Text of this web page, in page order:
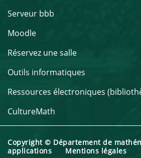
Serveur bbb
Moodle
Réservez une salle
Outils informatiques
Ressources électroniques
CultureMath
Copyright © Département de
applications Mentions légales